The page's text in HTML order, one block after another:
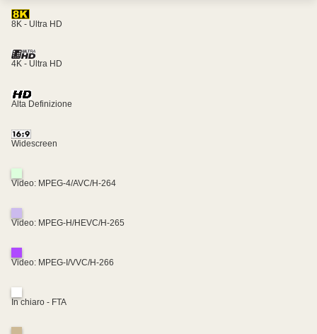
8K - Ultra HD
4K - Ultra HD
Alta Definizione
Widescreen
Video: MPEG-4/AVC/H-264
Video: MPEG-H/HEVC/H-265
Video: MPEG-I/VVC/H-266
In chiaro - FTA